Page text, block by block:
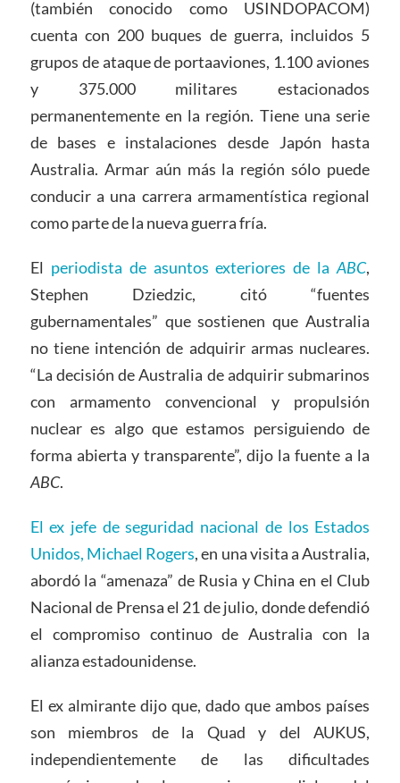
(también conocido como USINDOPACOM)
cuenta con 200 buques de guerra, incluidos 5
grupos de ataque de portaaviones, 1.100 aviones
y 375.000 militares estacionados
permanentemente en la región. Tiene una serie
de bases e instalaciones desde Japón hasta
Australia. Armar aún más la región sólo puede
conducir a una carrera armamentística regional
como parte de la nueva guerra fría.
El periodista de asuntos exteriores de laABC,
Stephen Dziedzic, citó “fuentes
gubernamentales” que sostienen que Australia
no tiene intención de adquirir armas nucleares.
“La decisión de Australia de adquirir submarinos
con armamento convencional y propulsión
nuclear es algo que estamos persiguiendo de
forma abierta y transparente”, dijo la fuente a la
ABC.
El ex jefe de seguridad nacional de los Estados
Unidos, Michael Rogers, en una visita a Australia,
abordó la “amenaza” de Rusia y China en el Club
Nacional de Prensa el 21 de julio, donde defendió
el compromiso continuo de Australia con la
alianza estadounidense.
El ex almirante dijo que, dado que ambos países
son miembros de la Quad y del AUKUS,
independientemente de las dificultades